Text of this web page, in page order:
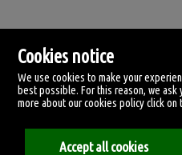
Tirreno, 4.
Cookies notice
We use cookies to make your
best possible. For this reason, we
more about our cookies policy click
Accept all cookies